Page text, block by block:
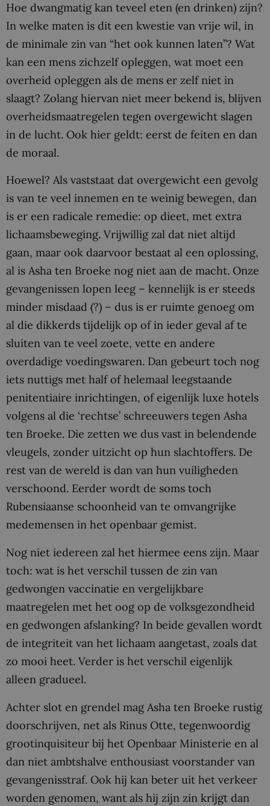
Hoe dwangmatig kan teveel eten (en drinken) zijn?
In welke maten is dit een kwestie van vrije wil, in
de minimale zin van “het ook kunnen laten”? Wat
kan een mens zichzelf opleggen, wat moet een
overheid opleggen als de mens er zelf niet in
slaagt? Zolang hiervan niet meer bekend is, blijven
overheidsmaatregelen tegen overgewicht slagen
in de lucht. Ook hier geldt: eerst de feiten en dan
de moraal.
Hoewel? Als vaststaat dat overgewicht een gevolg
is van te veel innemen en te weinig bewegen, dan
is er een radicale remedie: op dieet, met extra
lichaamsbeweging. Vrijwillig zal dat niet altijd
gaan, maar ook daarvoor bestaat al een oplossing,
al is Asha ten Broeke nog niet aan de macht. Onze
gevangenissen lopen leeg – kennelijk is er steeds
minder misdaad (?) – dus is er ruimte genoeg om
al die dikkerds tijdelijk op of in ieder geval af te
sluiten van te veel zoete, vette en andere
overdadige voedingswaren. Dan gebeurt toch nog
iets nuttigs met half of helemaal leegstaande
penitentiaire inrichtingen, of eigenlijk luxe hotels
volgens al die ‘rechtse’ schreeuwers tegen Asha
ten Broeke. Die zetten we dus vast in belendende
vleugels, zonder uitzicht op hun slachtoffers. De
rest van de wereld is dan van hun vuiligheden
verschoond. Eerder wordt de soms toch
Rubensiaanse schoonheid van te omvangrijke
medemensen in het openbaar gemist.
Nog niet iedereen zal het hiermee eens zijn. Maar
toch: wat is het verschil tussen de zin van
gedwongen vaccinatie en vergelijkbare
maatregelen met het oog op de volksgezondheid
en gedwongen afslanking? In beide gevallen wordt
de integriteit van het lichaam aangetast, zoals dat
zo mooi heet. Verder is het verschil eigenlijk
alleen gradueel.
Achter slot en grendel mag Asha ten Broeke rustig
doorschrijven, net als Rinus Otte, tegenwoordig
grootinquisiteur bij het Openbaar Ministerie en al
dan niet ambtshalve enthousiast voorstander van
gevangenisstraf. Ook hij kan beter uit het verkeer
worden genomen, want als hij zijn zin krijgt dan